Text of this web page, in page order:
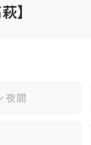
】
夜間